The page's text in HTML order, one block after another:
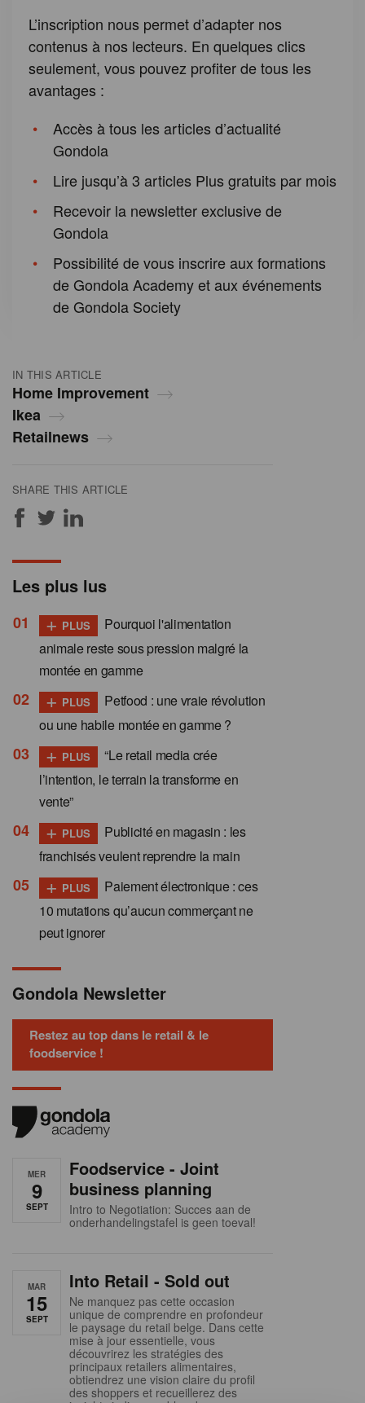
IN THIS ARTICLE
Home Improvement
Ikea
Retailnews
SHARE THIS ARTICLE
L’inscription nous permet d’adapter nos
contenus à nos lecteurs. En quelques clics
seulement, vous pouvez profiter de tous les
avantages :
Accès à tous les articles d’actualité
Gondola
Lire jusqu’à 3 articles Plus gratuits par mois
Recevoir la newsletter exclusive de
Gondola
Possibilité de vous inscrire aux formations
de Gondola Academy et aux événements
de Gondola Society
Les plus lus
+ PLUS
Pourquoi l'alimentation
animale reste sous pression malgré la
montée en gamme
+ PLUS
Petfood : une vraie révolution
ou une habile montée en gamme ?
+ PLUS
“Le retail media crée
l’intention, le terrain la transforme en
vente”
+ PLUS
Publicité en magasin : les
franchisés veulent reprendre la main
+ PLUS
Paiement électronique : ces
10 mutations qu’aucun commerçant ne
peut ignorer
Gondola Newsletter
Restez au top dans le retail & le
foodservice !
MER
9
SEPT
Foodservice - Joint
business planning
Intro to Negotiation: Succes aan de
onderhandelingstafel is geen toeval!
MAR
15
SEPT
Into Retail - Sold out
Ne manquez pas cette occasion
unique de comprendre en profondeur
le paysage du retail belge. Dans cette
mise à jour essentielle, vous
découvrirez les stratégies des
principaux retailers alimentaires,
obtiendrez une vision claire du profil
des shoppers et recueillerez des